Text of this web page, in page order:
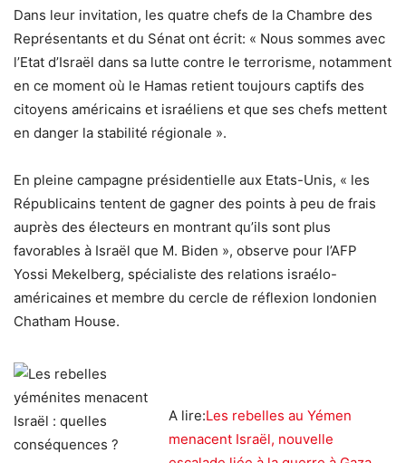
Dans leur invitation, les quatre chefs de la Chambre des
Représentants et du Sénat ont écrit: « Nous sommes avec
l’Etat d’Israël dans sa lutte contre le terrorisme, notamment
en ce moment où le Hamas retient toujours captifs des
citoyens américains et israéliens et que ses chefs mettent
en danger la stabilité régionale ».
En pleine campagne présidentielle aux Etats-Unis, « les
Républicains tentent de gagner des points à peu de frais
auprès des électeurs en montrant qu’ils sont plus
favorables à Israël que M. Biden », observe pour l’AFP
Yossi Mekelberg, spécialiste des relations israélo-
américaines et membre du cercle de réflexion londonien
Chatham House.
A lire:Les rebelles au Yémen
menacent Israël, nouvelle